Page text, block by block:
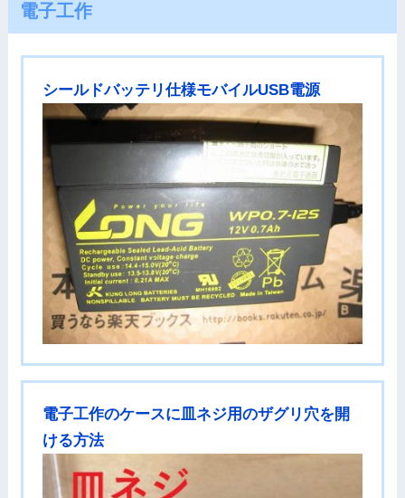
電子工作
シールドバッテリ仕様モバイルUSB電源
電子工作のケースに皿ネジ用のザグリ穴を開
ける方法